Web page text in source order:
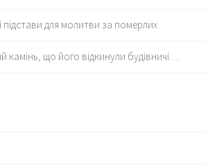
підстави для молитви за померлих
камінь, що його відкинули будівничі…